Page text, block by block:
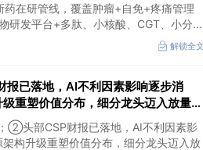
药在研管线，覆盖肿瘤+自免+疼痛管理
研发平台+多肽、小核酸、CGT、小分子
正逐步兑现。
解锁全文
报已落地，AI不利因素影响逐步消
重塑价值分布，细分龙头迈入放量验
逻辑
②头部CSP财报已落地，AI不利因素影
构升级重塑价值分布，细分龙头迈入放